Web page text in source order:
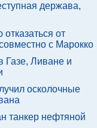
держава,
от
с Марокко
Газе, Ливане и
осколочные
танкер нефтяной